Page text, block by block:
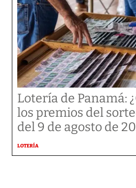
Lotería de Panamá:
los premios del
del 9 de agosto de
LOTERÍA